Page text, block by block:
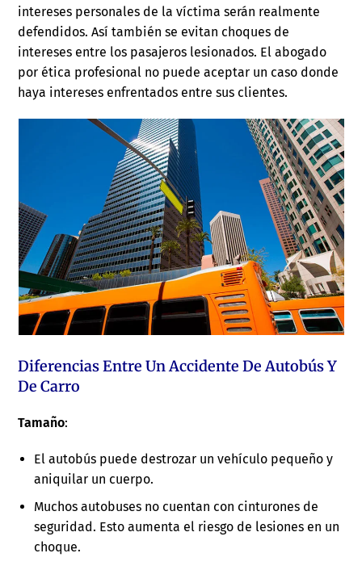
intereses personales de la víctima serán realmente
defendidos. Así también se evitan choques de
intereses entre los pasajeros lesionados. El abogado
por ética profesional no puede aceptar un caso donde
haya intereses enfrentados entre sus clientes.
Diferencias Entre Un Accidente De Autobús Y
De Carro
Tamaño:
El autobús puede destrozar un vehículo pequeño y
aniquilar un cuerpo.
Muchos autobuses no cuentan con cinturones de
seguridad. Esto aumenta el riesgo de lesiones en un
choque.